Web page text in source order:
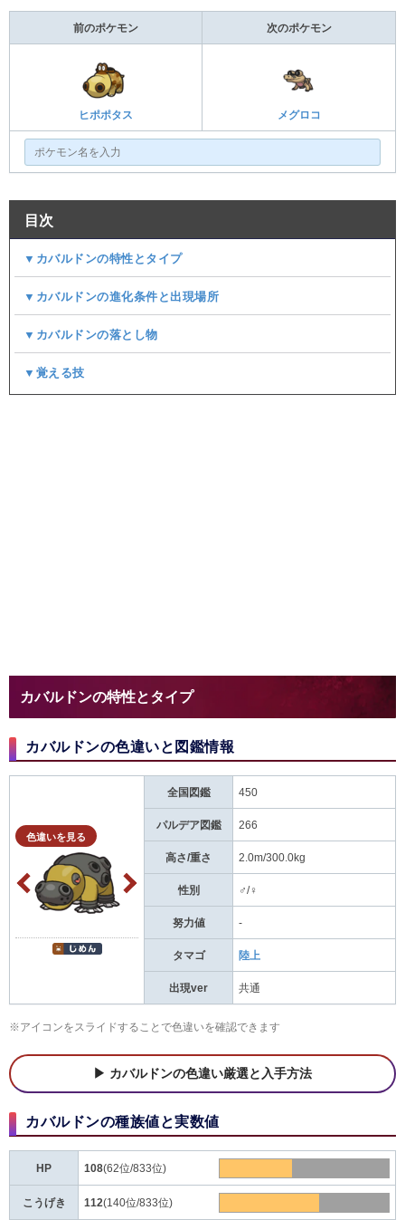
前のポケモン 次のポケモン
ヒポポタス メグロコ
目次
▼カバルドンの特性とタイプ
▼カバルドンの進化条件と出現場所
▼カバルドンの落とし物
▼覚える技
カバルドンの特性とタイプ
カバルドンの色違いと図鑑情報
色違いを見る
全国図鑑 450
パルデア図鑑 266
高さ/重さ 2.0m/300.0kg
性別 ♂/♀
努力値 -
タマゴ 陸上
出現ver 共通
※アイコンをスライドすることで色違いを確認できます
カバルドンの色違い厳選と入手方法
カバルドンの種族値と実数値
HP 108(62位/833位)
こうげき 112(140位/833位)